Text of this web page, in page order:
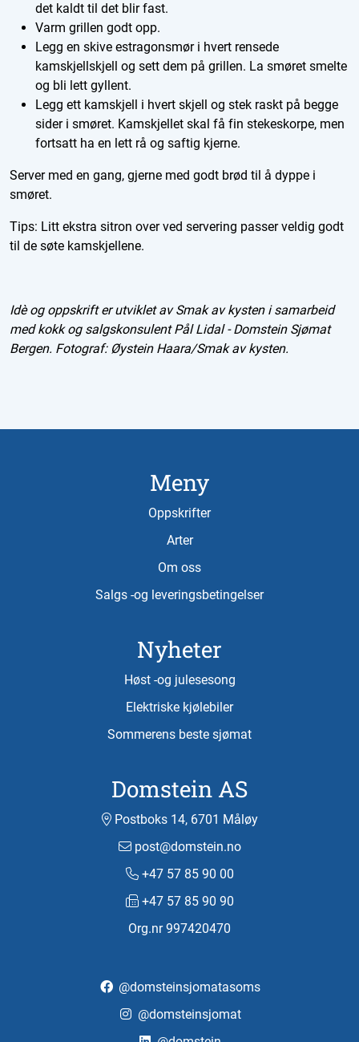
det kaldt til det blir fast.
Varm grillen godt opp.
Legg en skive estragonsmør i hvert rensede
kamskjellskjell og sett dem på grillen. La smøret smelte
og bli lett gyllent.
Legg ett kamskjell i hvert skjell og stek raskt på begge
sider i smøret. Kamskjellet skal få fin stekeskorpe, men
fortsatt ha en lett rå og saftig kjerne.
Server med en gang, gjerne med godt brød til å dyppe i
smøret.
Tips: Litt ekstra sitron over ved servering passer veldig godt
til de søte kamskjellene.
Idè og oppskrift er utviklet av Smak av kysten i samarbeid
med kokk og salgskonsulent Pål Lidal - Domstein Sjømat
Bergen. Fotograf: Øystein Haara/Smak av kysten.
Meny
Oppskrifter
Arter
Om oss
Salgs -og leveringsbetingelser
Nyheter
Høst -og julesesong
Elektriske kjølebiler
Sommerens beste sjømat
Domstein AS
Postboks 14, 6701 Måløy
post@domstein.no
+47 57 85 90 00
+47 57 85 90 90
Org.nr 997420470
@domsteinsjomatasoms
@domsteinsjomat